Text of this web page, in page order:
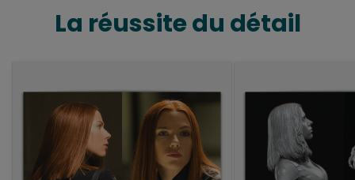
La réussite du détail